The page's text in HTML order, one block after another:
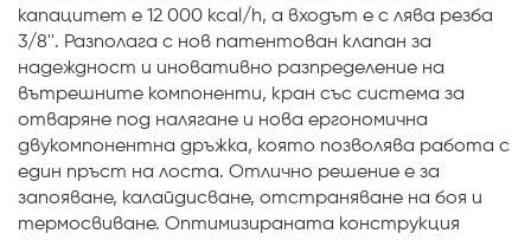
капацитет е 12 000 kcal/h, а входът е с лява резба
3/8''. Разполага с нов патентован клапан за
надеждност и иновативно разпределение на
вътрешните компоненти, кран със система за
отваряне под налягане и нова ергономична
двукомпонентна дръжка, която позволява работа с
един пръст на лоста. Отлично решение е за
запояване, калайдисване, отстраняване на боя и
термосвиване. Оптимизираната конструкция